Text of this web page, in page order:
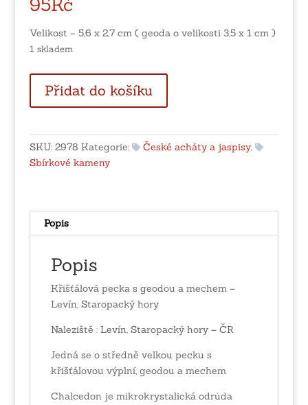
Velikost – 5,6 x 2,7 cm ( geoda o velikosti 3,5 x 1 cm )
1 skladem
pecka
s
a
mechem
hory
množství
Přidat do košíku
SKU: 2978 Kategorie: České acháty a jaspisy,
Sbírkové kameny
Popis
Popis
Křišťálová pecka s geodou a mechem –
Levín, Staropacký hory
Naleziště : Levín, Staropacký hory – ČR
Jedná se o středně velkou pecku s
křišťálovou výplní, geodou a mechem
Chalcedon je mikrokrystalická odrůda